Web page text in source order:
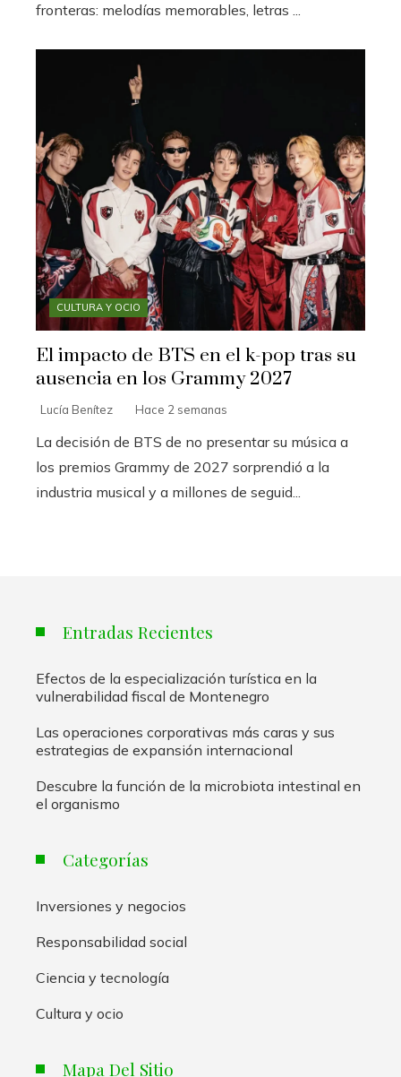
fronteras: melodías memorables, letras ...
CULTURA Y OCIO
El impacto de BTS en el k-pop tras su
ausencia en los Grammy 2027
Lucía Benítez Hace 2 semanas
La decisión de BTS de no presentar su música a
los premios Grammy de 2027 sorprendió a la
industria musical y a millones de seguid...
Entradas Recientes
Efectos de la especialización turística en la
vulnerabilidad fiscal de Montenegro
Las operaciones corporativas más caras y sus
estrategias de expansión internacional
Descubre la función de la microbiota intestinal en
el organismo
Categorías
Inversiones y negocios
Responsabilidad social
Ciencia y tecnología
Cultura y ocio
Mapa Del Sitio